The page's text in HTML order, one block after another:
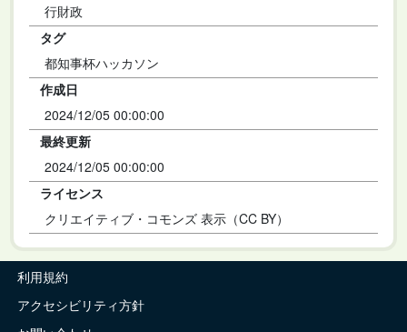
行財政
タグ
都知事杯ハッカソン
作成日
2024/12/05 00:00:00
最終更新
2024/12/05 00:00:00
ライセンス
クリエイティブ・コモンズ 表示（CC BY）
利用規約
アクセシビリティ方針